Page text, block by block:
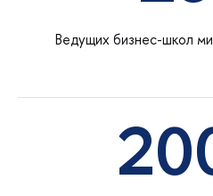
Ведущих бизнес-школ